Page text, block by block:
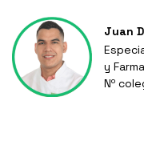
Juan
y
Nº